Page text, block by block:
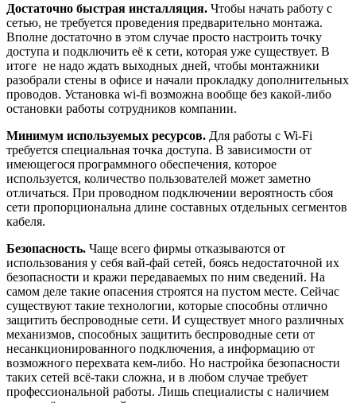
Достаточно быстрая инсталляция. Чтобы начать работу с
сетью, не требуется проведения предварительно монтажа.
Вполне достаточно в этом случае просто настроить точку
доступа и подключить её к сети, которая уже существует. В
итоге не надо ждать выходных дней, чтобы монтажники
разобрали стены в офисе и начали прокладку дополнительных
проводов. Установка wi-fi возможна вообще без какой-либо
остановки работы сотрудников компании.
Минимум используемых ресурсов. Для работы с Wi-Fi
требуется специальная точка доступа. В зависимости от
имеющегося программного обеспечения, которое
используется, количество пользователей может заметно
отличаться. При проводном подключении вероятность сбоя
сети пропорциональна длине составных отдельных сегментов
кабеля.
Безопасность. Чаще всего фирмы отказываются от
использования у себя вай-фай сетей, боясь недостаточной их
безопасности и кражи передаваемых по ним сведений. На
самом деле такие опасения строятся на пустом месте. Сейчас
существуют такие технологии, которые способны отлично
защитить беспроводные сети. И существует много различных
механизмов, способных защитить беспроводные сети от
несанкционированного подключения, а информацию от
возможного перехвата кем-либо. Но настройка безопасности
таких сетей всё-таки сложна, и в любом случае требует
профессиональной работы. Лишь специалисты с наличием